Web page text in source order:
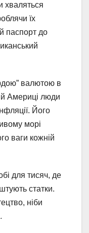
хваляться
їх
паспорт до
валютою в
Америці люди
Його
морі
ваги кожній
для тисяч, де
статки.
ніби